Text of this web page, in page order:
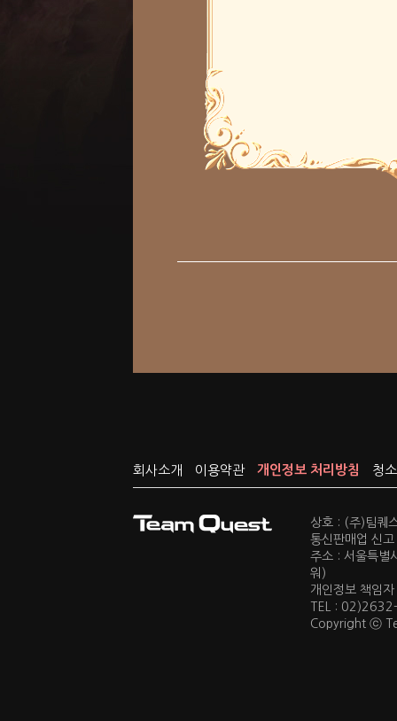
회사소개 이용약관 개인정보 처리방침 청
상호 : (주)팀퀘
통신판매업 신
주소 : 서울특
워)
개인정보 책
TEL :
Copyright ⓒ